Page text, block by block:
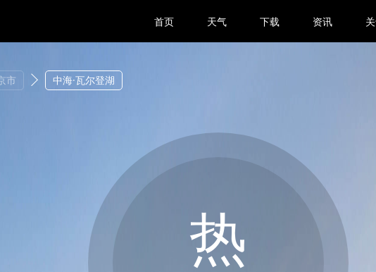
首页 天气 下载 资讯
市 中海·瓦尔登湖
热